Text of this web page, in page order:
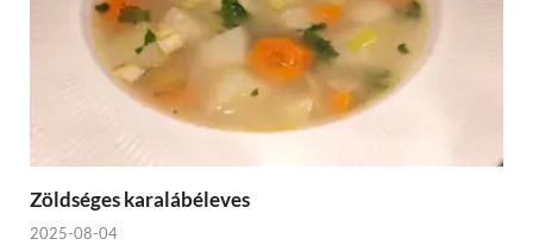
Zöldséges karalábéleves
2025-08-04